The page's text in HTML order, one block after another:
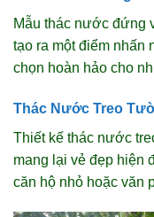
Mẫu thác nước đứng
tạo ra một điểm nhấn
chọn hoàn hảo cho
Thác Nước Treo
Thiết kế thác nước
mang lại vẻ đẹp hiện
căn hộ nhỏ hoặc văn